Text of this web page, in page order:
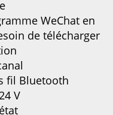
WeChat en
de télécharger
fil Bluetooth
V